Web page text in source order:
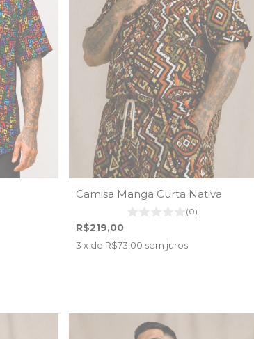
Camisa Manga Curta Nativa
(0)
R$219,00
3 x de R$73,00 sem juros